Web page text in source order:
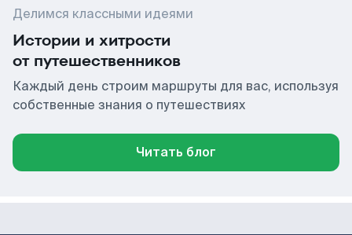
Делимся классными идеями
Истории и хитрости
от путешественников
Каждый день строим маршруты для вас, используя
собственные знания о путешествиях
Читать блог